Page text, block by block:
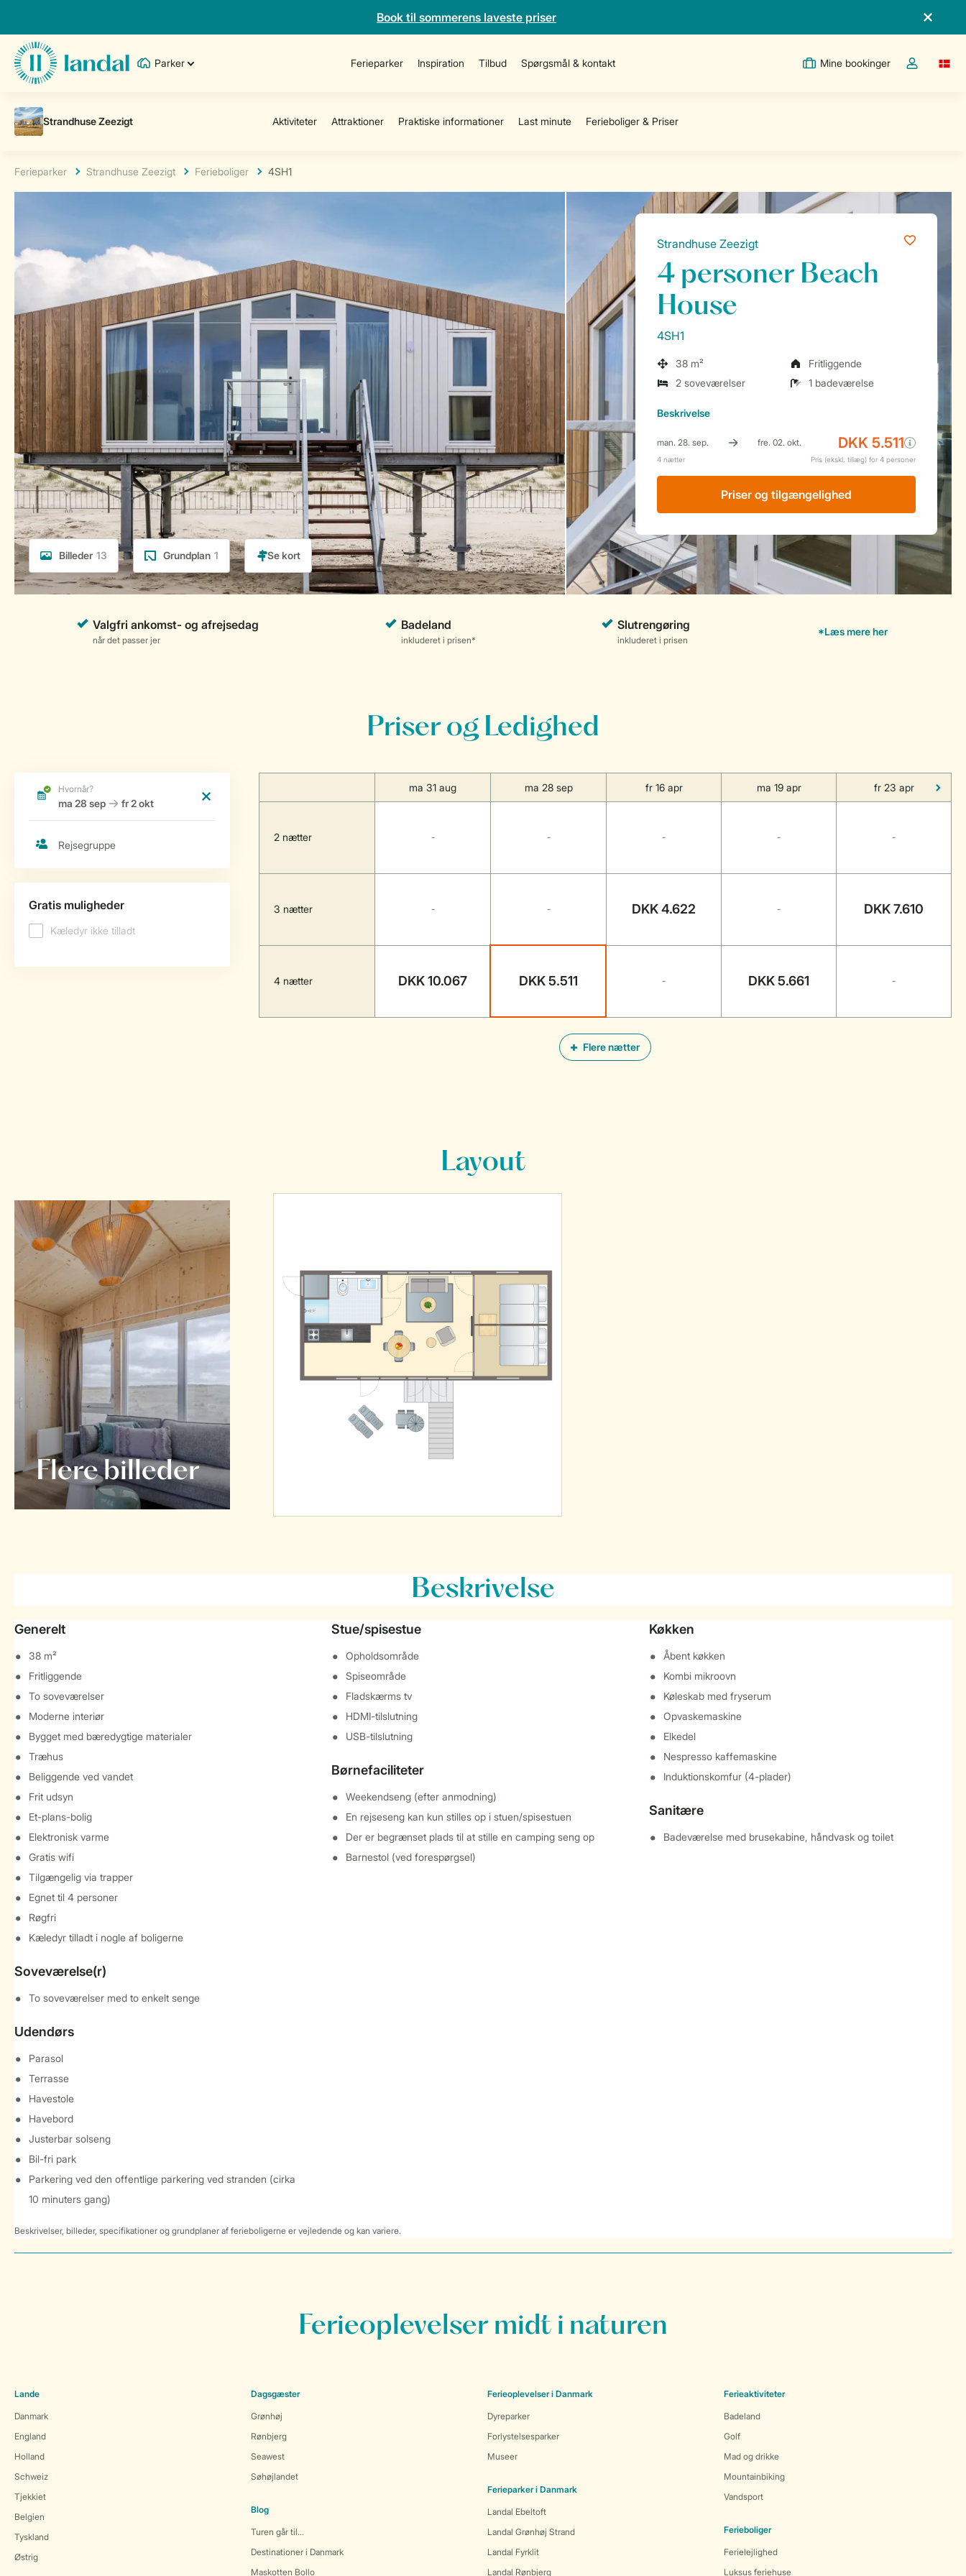
Book til sommerens laveste priser
Parker Ferieparker Inspiration Tilbud Spørgsmål & kontakt Mine bookinger
Toggle the
Ferieparker Strandhuse Zeezigt Ferieboliger 4SH1
Billeder 13 Grundplan 1
Strandhuse Zeezigt
4 personer Beach
House
4SH1
38 m²
Fritliggende
2 soveværelser
1 badeværelse
Beskrivelse
Priser og tilgængelighed
Priser og Ledighed
Flere nætter
ma 31 aug ma 28 sep fr 16 apr ma 19 apr fr 23 apr
2 nætter - - - - -
3 nætter - - DKK 4.622 - DKK 7.610
4 nætter DKK 10.067 DKK 5.511 - DKK 5.661 -
Layout
Flere billeder
Beskrivelse
Generelt
38 m²
Fritliggende
To soveværelser
Moderne interiør
Bygget med bæredygtige materialer
Træhus
Beliggende ved vandet
Frit udsyn
Et-plans-bolig
Elektronisk varme
Gratis wifi
Tilgængelig via trapper
Egnet til 4 personer
Røgfri
Kæledyr tilladt i nogle af boligerne
Soveværelse(r)
To soveværelser med to enkelt senge
Udendørs
Parasol
Terrasse
Havestole
Havebord
Justerbar solseng
Bil-fri park
Parkering ved den offentlige parkering ved stranden (cirka
10 minuters gang)
Stue/spisestue
Opholdsområde
Spiseområde
Fladskærms tv
HDMI-tilslutning
USB-tilslutning
Børnefaciliteter
Weekendseng (efter anmodning)
En rejseseng kan kun stilles op i stuen/spisestuen
Der er begrænset plads til at stille en camping seng op
Barnestol (ved forespørgsel)
Køkken
Åbent køkken
Kombi mikroovn
Køleskab med fryserum
Opvaskemaskine
Elkedel
Nespresso kaffemaskine
Induktionskomfur (4-plader)
Sanitære
Badeværelse med brusekabine, håndvask og toilet
Beskrivelser, billeder, specifikationer og grundplaner af ferieboligerne er vejledende og kan variere.
Ferieoplevelser midt i naturen
Lande
Danmark
England
Holland
Schweiz
Tjekkiet
Belgien
Tyskland
Østrig
Dagsgæster
Grønhøj
Rønbjerg
Seawest
Søhøjlandet
Blog
Turen går til...
Destinationer i Danmark
Maskotten Bollo
Ferieoplevelser i Danmark
Dyreparker
Forlystelsesparker
Museer
Ferieparker i Danmark
Landal Ebeltoft
Landal Grønhøj Strand
Landal Fyrklit
Landal Rønbjerg
Ferieaktiviteter
Badeland
Golf
Mad og drikke
Mountainbiking
Vandsport
Ferieboliger
Ferielejlighed
Luksus feriehuse